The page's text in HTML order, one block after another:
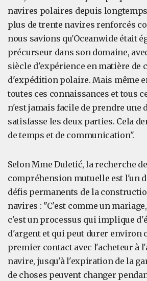
navires polaires depuis
plus de trente navires renforcés
nous savions qu'Oceanwide était
précurseur dans son domaine,
siècle d'expérience en matière de
d'expédition polaire. Mais même
toutes ces connaissances et tous
n'est jamais facile de prendre une
satisfasse les deux parties. Cela
de temps et de communication".
Selon Mme Duletić, la recherche
compréhension mutuelle est l'un
défis permanents de la
navires : "C'est comme un
c'est un processus qui implique
d'argent et qui peut durer environ
premier contact avec l'acheteur à
navire, jusqu'à l'expiration de la
de choses peuvent changer